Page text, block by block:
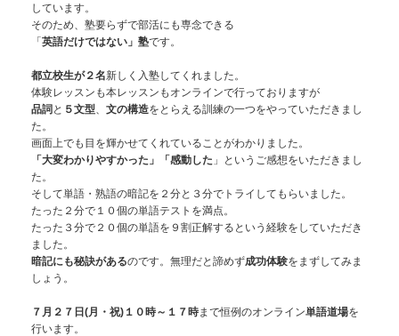
しています。
そのため、塾要らずで部活にも専念できる
「 英語だけではない」塾です。
都立校生が２名新しく入塾してくれました。
体験レッスンも本レッスンもオンラインで行っておりますが
品詞 と ５文型、 文の構造をとらえる訓練の一つをやっていただきまし
た。
画面上でも目を輝かせてくれていることがわかりました。
「大変わかりやすかった」「感動した 」というご感想をいただきまし
た。
そして単語・熟語の暗記を２分と３分でトライしてもらいました。
たった２分で１０個の単語テストを満点。
たった３分で２０個の単語を９割正解するという経験をしていただき
ました。
暗記にも秘訣があるのです。無理だと諦めず成功体験をまずしてみま
しょう。
７月２７日(月・祝)１０時～１７時まで恒例のオンライン単語道場を
行います。